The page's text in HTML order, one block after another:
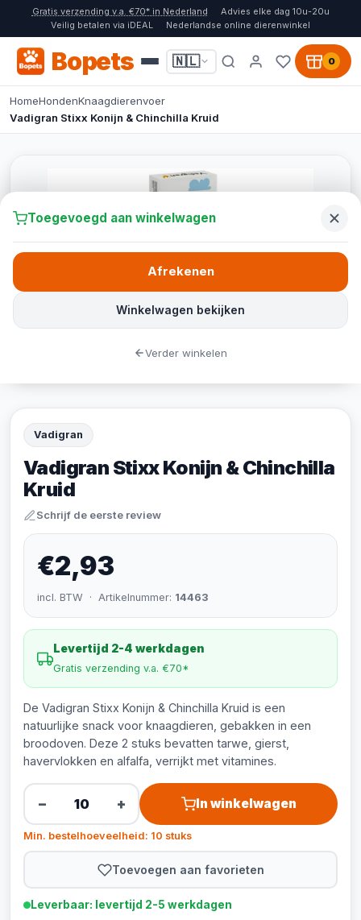
Gratis verzending v.a. €70* in Nederland
Advies elke dag 10u-20u
Veilig betalen via iDEAL
Nederlandse online dierenwinkel
Bopets 🇳🇱 0
HomeHondenKnaagdierenvoer
Vadigran Stixx Konijn & Chinchilla Kruid
Vadigran
Vadigran Stixx Konijn & Chinchilla
Kruid
Schrijf de eerste review
€2,93
incl. BTW · Artikelnummer: 14463
Levertijd 2-4 werkdagen
Gratis verzending v.a. €70*
De Vadigran Stixx Konijn & Chinchilla Kruid is een
natuurlijke snack voor knaagdieren, gebakken in een
broodoven. Deze 2 stuks bevatten tarwe, gierst,
havervlokken en alfalfa, verrijkt met vitamines.
− + In winkelwagen
Min. bestelhoeveelheid: 10 stuks
Toevoegen aan favorieten
Leverbaar: levertijd 2-5 werkdagen
Toegevoegd aan winkelwagen
Winkelwagen bekijken
Afrekenen
Verder winkelen